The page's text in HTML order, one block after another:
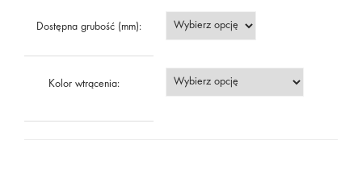
Dostępna grubość (mm):
Kolor wtrącenia: